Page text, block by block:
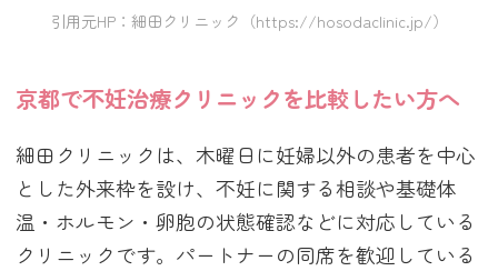
引用元HP：細田クリニック（https://hosodaclinic.jp/）
京都で不妊治療クリニックを比較したい方へ
細田クリニックは、木曜日に妊婦以外の患者を中心
とした外来枠を設け、不妊に関する相談や基礎体
温・ホルモン・卵胞の状態確認などに対応している
クリニックです。パートナーの同席を歓迎している